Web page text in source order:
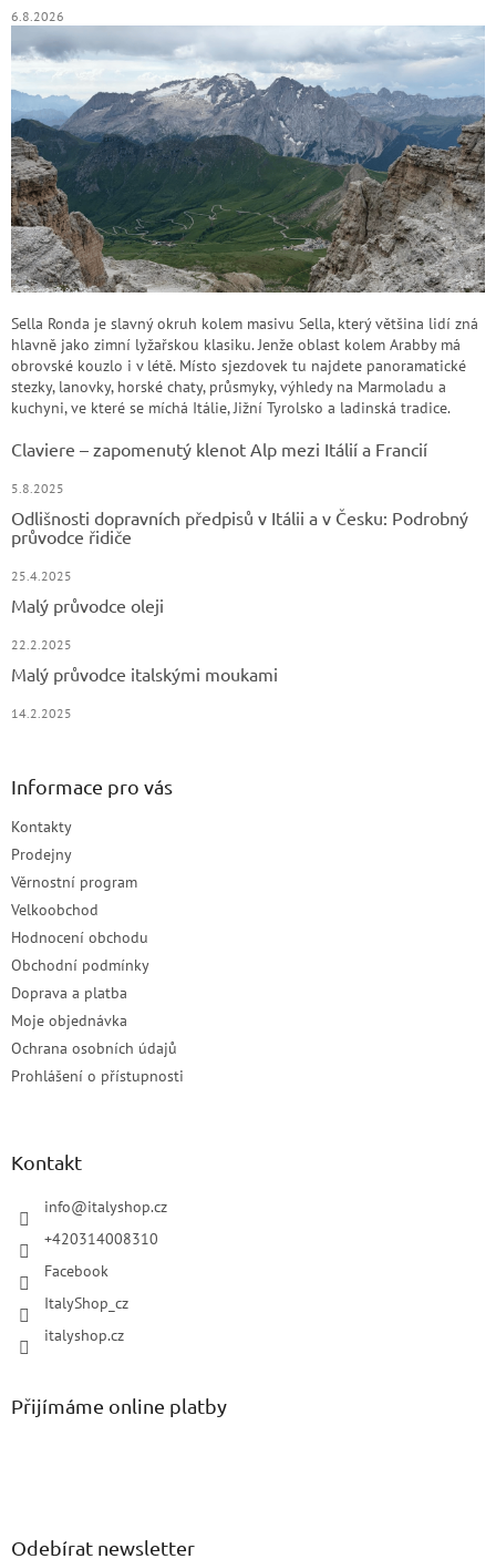
6.8.2026
Sella Ronda je slavný okruh kolem masivu Sella, který většina lidí zná
hlavně jako zimní lyžařskou klasiku. Jenže oblast kolem Arabby má
obrovské kouzlo i v létě. Místo sjezdovek tu najdete panoramatické
stezky, lanovky, horské chaty, průsmyky, výhledy na Marmoladu a
kuchyni, ve které se míchá Itálie, Jižní Tyrolsko a ladinská tradice.
Claviere – zapomenutý klenot Alp mezi Itálií a Francií
5.8.2025
Odlišnosti dopravních předpisů v Itálii a v Česku: Podrobný
průvodce řidiče
25.4.2025
Malý průvodce oleji
22.2.2025
Malý průvodce italskými moukami
14.2.2025
Informace pro vás
Kontakty
Prodejny
Věrnostní program
Velkoobchod
Hodnocení obchodu
Obchodní podmínky
Doprava a platba
Moje objednávka
Ochrana osobních údajů
Prohlášení o přístupnosti
Kontakt
info@italyshop.cz
+420314008310
Facebook
ItalyShop_cz
italyshop.cz
Přijímáme online platby
Odebírat newsletter